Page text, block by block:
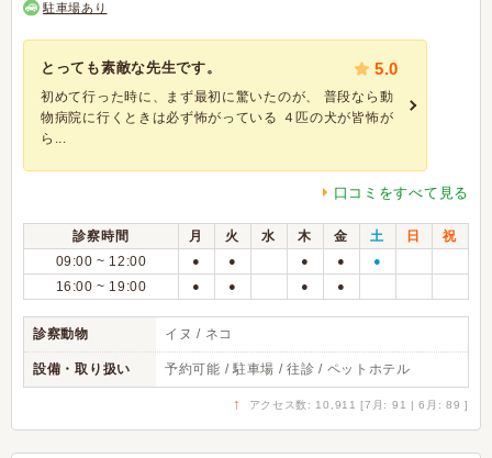
駐車場あり
とっても素敵な先生です。 5.0
初めて行った時に、まず最初に驚いたのが、 普段なら動
物病院に行くときは必ず怖がっている ４匹の犬が皆怖が
ら...
口コミをすべて見る
診察時間 月 火 水 木 金 土 日
祝
09:00 ~ 12:00
● ● ● ● ●
16:00 ~ 19:00 ● ● ● ●
診察動物 イヌ / ネコ
設備・取り扱い 予約可能 / 駐車場 / 往診 / ペットホテル
↑ アクセス数: 10,911 [7月: 91 | 6月: 89 ]